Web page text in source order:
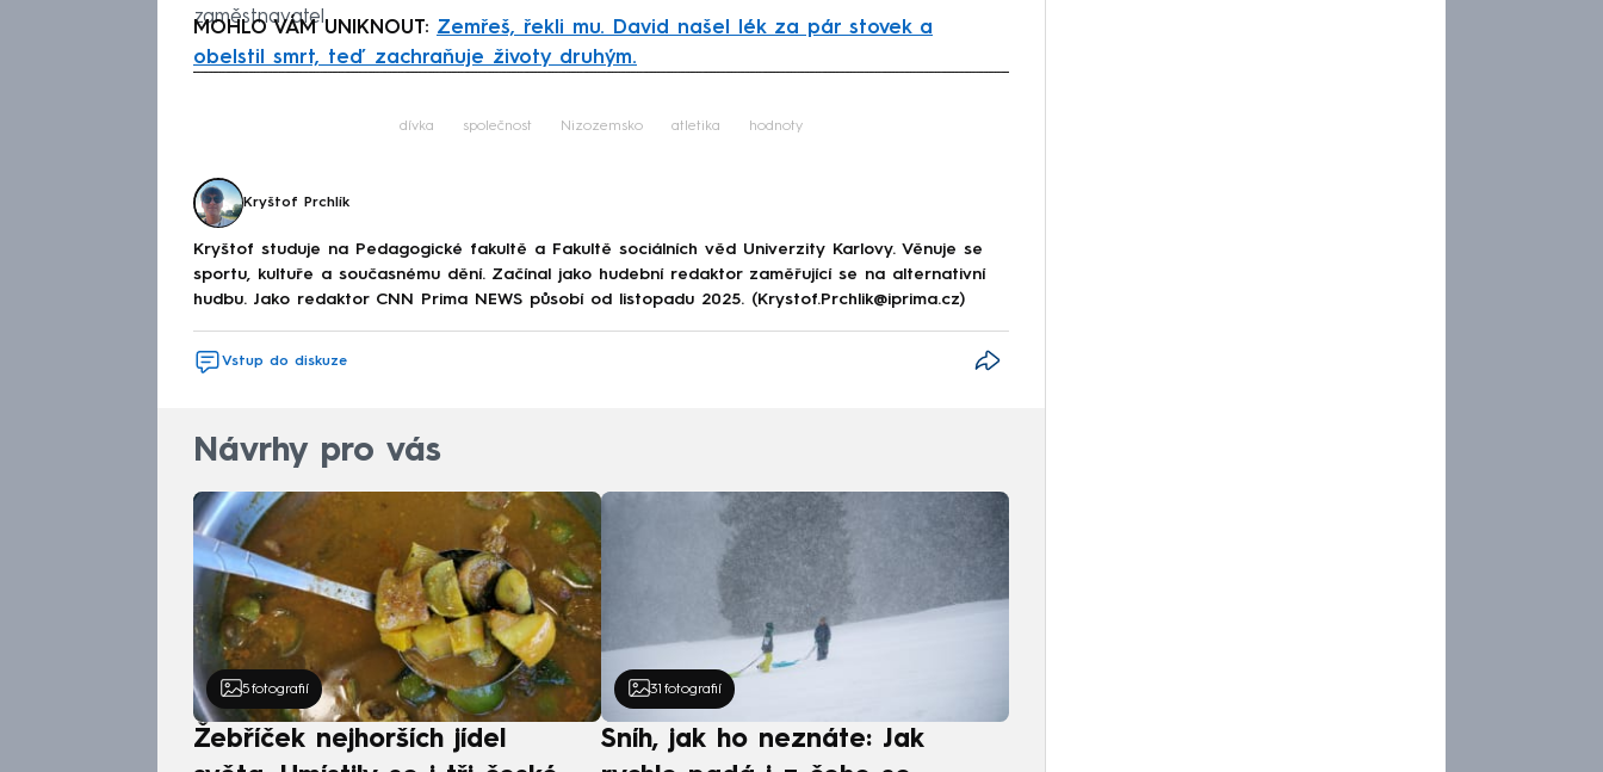
zaměstnavatel.
MOHLO VÁM UNIKNOUT: Zemřeš, řekli mu. David našel lék za pár stovek a
obelstil smrt, teď zachraňuje životy druhým.
dívka společnost Nizozemsko atletika hodnoty
Kryštof Prchlík
Kryštof studuje na Pedagogické fakultě a Fakultě sociálních věd Univerzity Karlovy. Věnuje se
sportu, kultuře a současnému dění. Začínal jako hudební redaktor zaměřující se na alternativní
hudbu. Jako redaktor CNN Prima NEWS působí od listopadu 2025. (Krystof.Prchlik@iprima.cz)
Vstup do diskuze
Návrhy pro vás
5 fotografií
Žebříček nejhorších jídel
31 fotografií
Sníh, jak ho neznáte: Jak